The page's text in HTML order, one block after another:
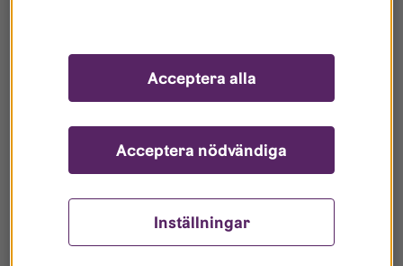
Inställningar
Acceptera nödvändiga
Acceptera alla